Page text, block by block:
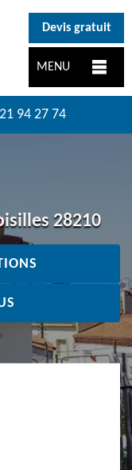
Devis gratuit
MENU
94 27 74
28210